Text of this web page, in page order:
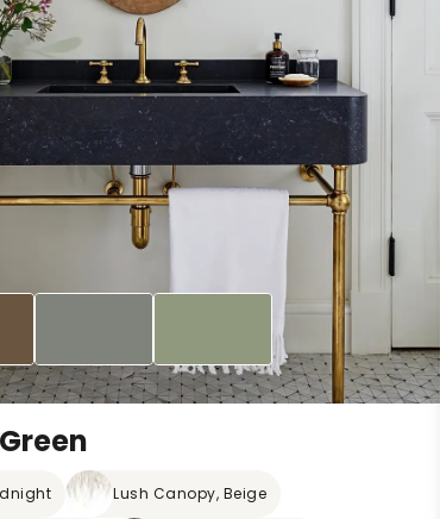
Lush Canopy, Beige